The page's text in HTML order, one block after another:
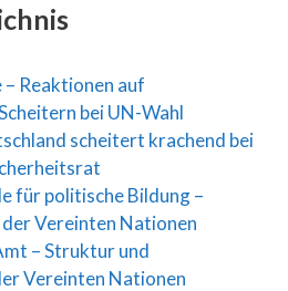
Reaktionen auf
bei UN-Wahl
scheitert krachend bei
für politische Bildung –
Vereinten Nationen
– Struktur und
Vereinten Nationen